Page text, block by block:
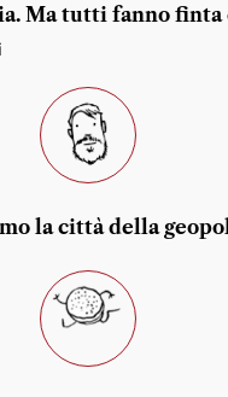
Ma tutti fanno
la città della